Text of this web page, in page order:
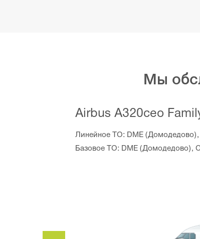
Мы
Airbus A320ceo
Линейное ТО: DME (Домодедово),
Базовое ТО: DME (Домодедово),